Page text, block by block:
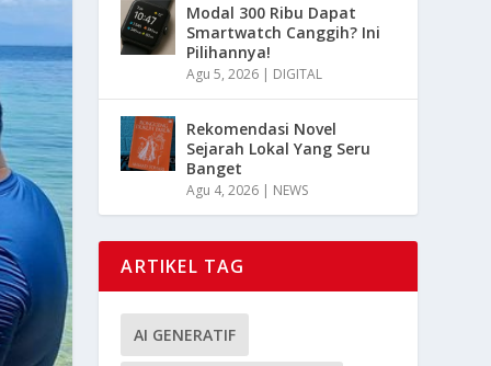
Modal 300 Ribu Dapat
Smartwatch Canggih? Ini
Pilihannya!
Agu 5, 2026 | DIGITAL
Rekomendasi Novel
Sejarah Lokal Yang Seru
Banget
Agu 4, 2026 | NEWS
ARTIKEL TAG
AI GENERATIF